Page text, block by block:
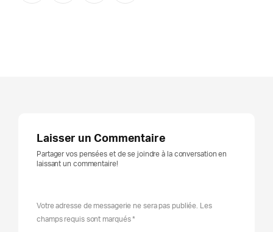
Laisser un Commentaire
Partager vos pensées et de se joindre à la conversation en
laissant un commentaire!
Votre adresse de messagerie ne sera pas publiée. Les
champs requis sont marqués *